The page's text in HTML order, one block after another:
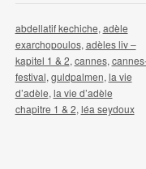
abdellatif kechiche, adèle
exarchopoulos, adèles liv –
kapitel 1 & 2, cannes,
festival, guldpalmen, la vie
d’adèle, la vie d’adèle
chapitre 1 & 2, léa seydoux